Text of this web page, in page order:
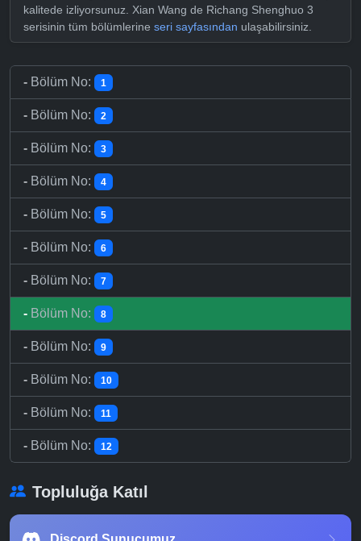
kalitede izliyorsunuz. Xian Wang de Richang Shenghuo 3
serisinin tüm bölümlerine seri sayfasından ulaşabilirsiniz.
- Bölüm No: 1
- Bölüm No: 2
- Bölüm No: 3
- Bölüm No: 4
- Bölüm No: 5
- Bölüm No: 6
- Bölüm No: 7
- Bölüm No: 8
- Bölüm No: 9
- Bölüm No: 10
- Bölüm No: 11
- Bölüm No: 12
Topluluğa Katıl